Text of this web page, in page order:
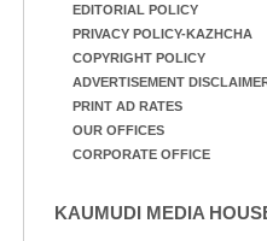
EDITORIAL POLICY
PRIVACY POLICY-KAZHCHA
COPYRIGHT POLICY
ADVERTISEMENT
PRINT AD RATES
OUR OFFICES
CORPORATE OFFICE
KAUMUDI MEDIA